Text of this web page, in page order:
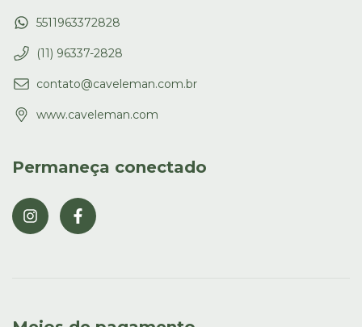
5511963372828
(11) 96337-2828
contato@caveleman.com.br
www.caveleman.com
Permaneça conectado